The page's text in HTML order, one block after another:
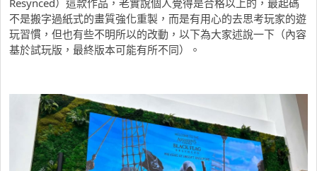
Resynced）這款作品，老實說個人覺得是合格以上的，最起碼
不是搬字過紙式的畫質強化重製，而是有用心的去思考玩家的遊
玩習慣，但也有些不明所以的改動，以下為大家述說一下（內容
基於試玩版，最終版本可能有所不同）。